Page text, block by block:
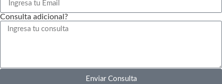
Consulta adicional?
Enviar Consulta